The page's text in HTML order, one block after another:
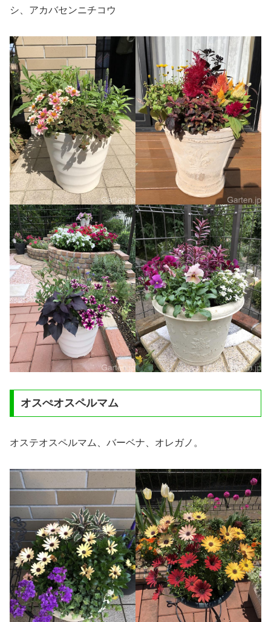
シ、アカバセンニチコウ
オスぺオスペルマム
オステオスペルマム、バーベナ、オレガノ。